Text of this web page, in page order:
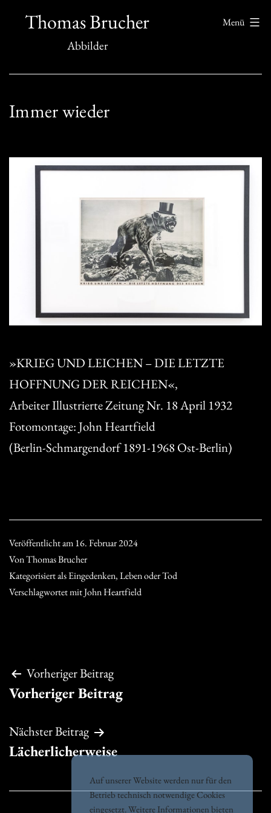
InhaltThomas Brucher
Abbilder
Menü
Immer wieder
»KRIEG UND LEICHEN – DIE LETZTE
HOFFNUNG DER REICHEN«,
Arbeiter Illustrierte Zeitung Nr. 18 April 1932
Fotomontage: John Heartfield
(Berlin-Schmargendorf 1891-1968 Ost-Berlin)
Veröffentlicht am16. Februar 2024
VonThomas Brucher
Kategorisiert alsEingedenken,Leben oder Tod
Verschlagwortet mitJohn Heartfield
Beitragsnavigation
Vorheriger Beitrag
Vorheriger Beitrag
Nächster Beitrag
Lächerlicherweise
Auf unserer Website werden nur für den
Betrieb technisch notwendige Cookies
eingesetzt. Weitere Informationen bieten